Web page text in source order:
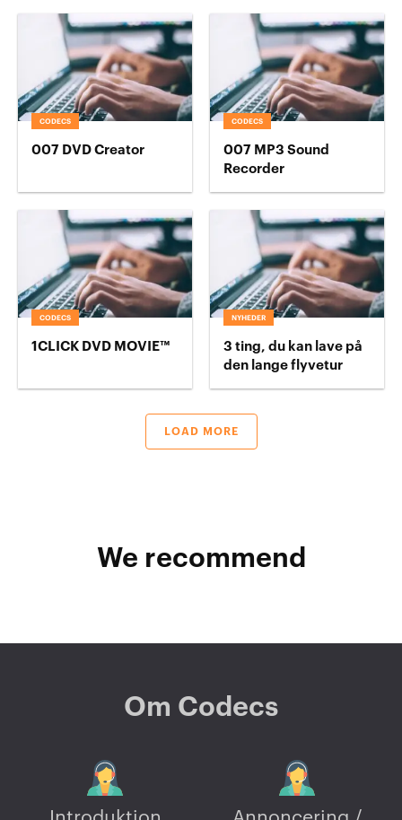
CODECS
007 DVD Creator
CODECS
007 MP3 Sound
Recorder
CODECS
1CLICK DVD MOVIE™
NYHEDER
3 ting, du kan lave på
den lange flyvetur
LOAD MORE
We recommend
Om Codecs